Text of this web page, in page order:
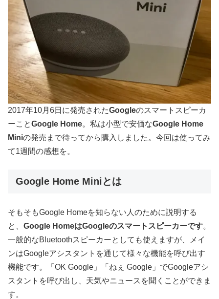
2017年10月6日に発売されたGoogleのスマートスピーカ
ーことGoogle Home。私は小型で安価なGoogle Home
Miniの発売まで待ってから購入しました。今回は使ってみ
て1週間の感想を。
Google Home Miniとは
そもそもGoogle Homeを知らない人のために説明する
と、 Google HomeはGoogleのスマートスピーカーです。
一般的なBluetoothスピーカーとしても使えますが、メイ
ンはGoogleアシスタントを通じて様々な機能を呼び出す
機能です。「OK Google」「ねぇ Google」でGoogleアシ
スタントを呼び出し、天気やニュースを聞くことができま
す。